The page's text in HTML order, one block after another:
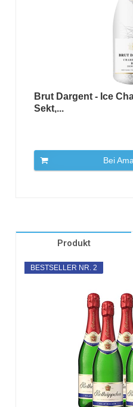
Brut Dargent - Ice
Sekt,...
Bei
Produkt
BESTSELLER NR. 2